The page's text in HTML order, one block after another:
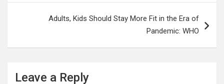
Adults, Kids Should Stay More Fit in the Era of
Pandemic: WHO
Leave a Reply